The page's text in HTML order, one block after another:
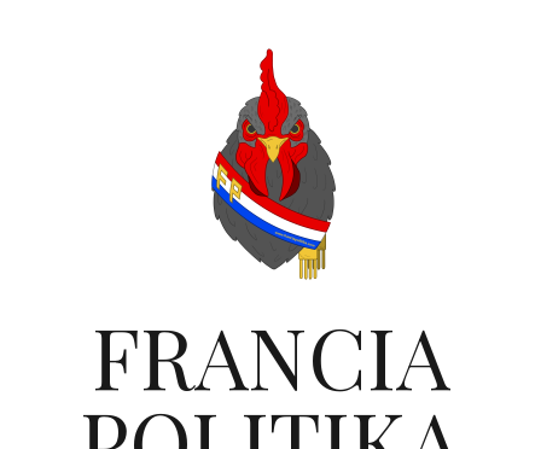
FRANCIA